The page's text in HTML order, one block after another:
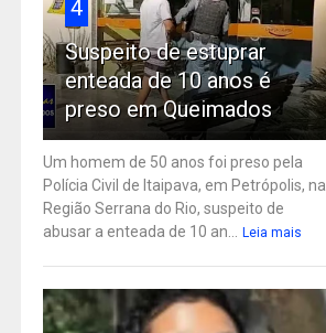
4
Suspeito de estuprar
enteada de 10 anos é
preso em Queimados
Um homem de 50 anos foi preso pela
Polícia Civil de Itaipava, em Petrópolis, na
Região Serrana do Rio, suspeito de
abusar a enteada de 10 an...
Leia mais